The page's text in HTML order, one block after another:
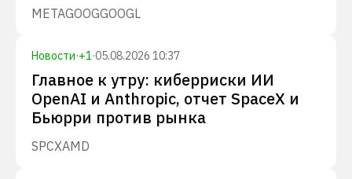
METAGOOGGOOGL
Новости·+1·05.08.2026 10:37
Главное к утру: киберриски ИИ
OpenAI и Anthropic, отчет SpaceX и
Бьюрри против рынка
SPCXAMD